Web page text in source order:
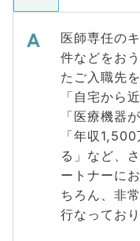
医師専任の
件などをお
たご入職先
「自宅から
「医療機器
「年収
る」など、
ートナーに
ちろん、非
行なっており